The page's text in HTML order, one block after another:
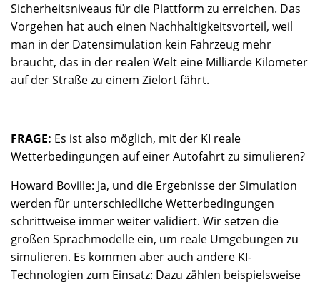
Sicherheitsniveaus für die Plattform zu erreichen. Das
Vorgehen hat auch einen Nachhaltigkeitsvorteil, weil
man in der Datensimulation kein Fahrzeug mehr
braucht, das in der realen Welt eine Milliarde Kilometer
auf der Straße zu einem Zielort fährt.
FRAGE: Es ist also möglich, mit der KI reale
Wetterbedingungen auf einer Autofahrt zu simulieren?
Howard Boville: Ja, und die Ergebnisse der Simulation
werden für unterschiedliche Wetterbedingungen
schrittweise immer weiter validiert. Wir setzen die
großen Sprachmodelle ein, um reale Umgebungen zu
simulieren. Es kommen aber auch andere KI-
Technologien zum Einsatz: Dazu zählen beispielsweise